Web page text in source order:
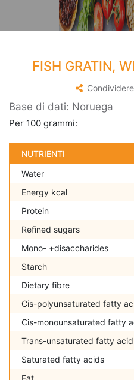
FISH GRATIN,
Condividere
Base di dati: Noruega
Per 100 grammi:
NUTRIENTI
Water
Energy kcal
Protein
Refined sugars
Mono- +disaccharides
Starch
Dietary fibre
Cis-polyunsaturated fatty
Cis-monounsaturated fatty
Trans-unsaturated fatty
Saturated fatty acids